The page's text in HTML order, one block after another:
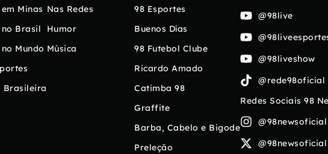
Minas
Brasil
Mundo
Brasileira
Nas Redes
Humor
Música
98 Esportes
Buenos Días
98 Futebol Clube
Ricardo Amado
Catimba 98
Graffite
Barba, Cabelo e Bigode
Preleção
@98live
@98liveshow
@rede98oficial
Redes Sociais 98
@98newsoficial
@98newsoficial